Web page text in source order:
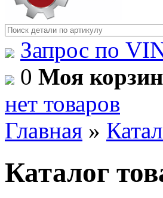
Запрос по
0 Моя
нет товаров
Главная »
Каталог